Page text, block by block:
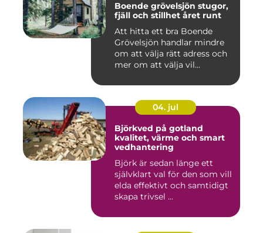
Boende grövelsjön stugor,
fjäll och stillhet året runt
Att hitta ett bra Boende
Grövelsjön handlar mindre
om att välja rätt adress och
mer om att välja vil...
04. jul
Björkved på gotland
kvalitet, värme och smart
vedhantering
Björk är sedan länge ett
självklart val för den som vill
elda effektivt och samtidigt
skapa trivsel ...